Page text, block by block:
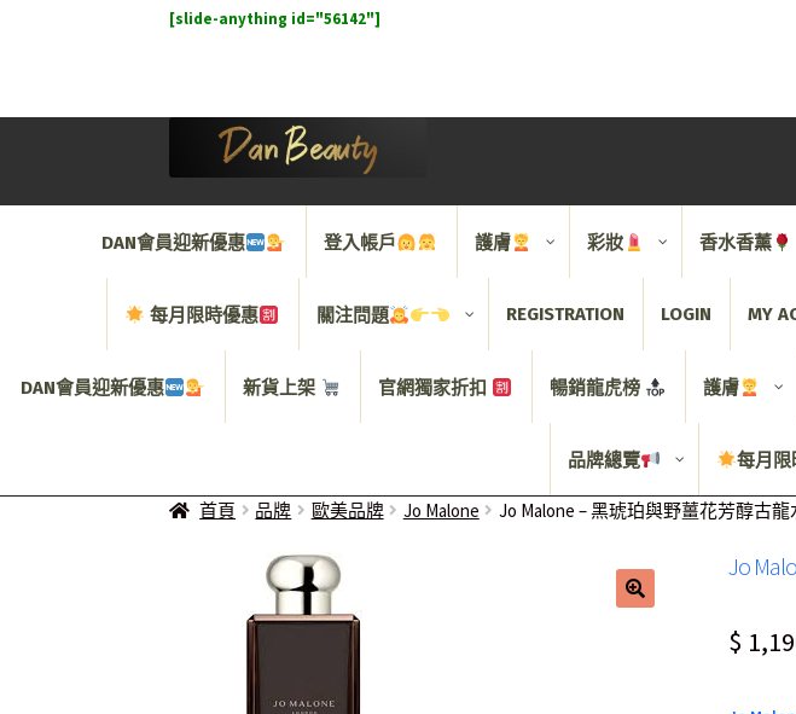
[slide-anything id="56142"]
DAN會員迎新優惠 登入帳戶 護膚 彩妝 香水香薰
每月限時優惠 關注問題 REGISTRATION LOGIN MY
DAN會員迎新優惠 新貨上架 官網獨家折扣 暢銷龍虎榜 護膚
品牌總覽 每月限
首頁 品牌 歐美品牌 Jo Malone Jo Malone – 黑琥珀與野薑花芳醇古龍
Jo
$